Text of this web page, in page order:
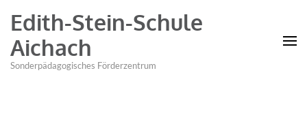
Edith-Stein-Schule
Aichach
Sonderpädagogisches Förderzentrum